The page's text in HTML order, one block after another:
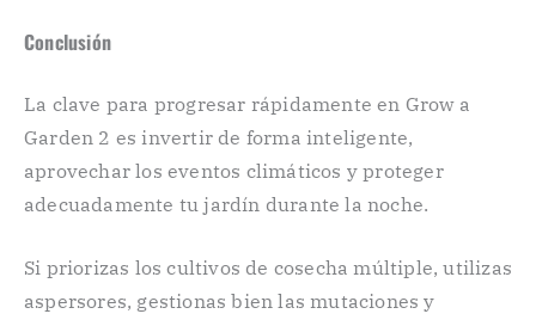
Conclusión
La clave para progresar rápidamente en Grow a
Garden 2 es invertir de forma inteligente,
aprovechar los eventos climáticos y proteger
adecuadamente tu jardín durante la noche.
Si priorizas los cultivos de cosecha múltiple, utilizas
aspersores, gestionas bien las mutaciones y